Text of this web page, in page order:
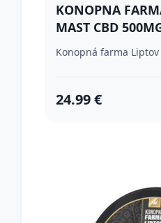
KONOPNA
MAST CBD
Konopná farma Liptov
24.99 €